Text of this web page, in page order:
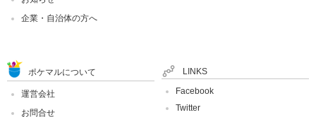
企業・自治体の方へ
ポケマルについて
運営会社
お問合せ
LINKS
Facebook
Twitter